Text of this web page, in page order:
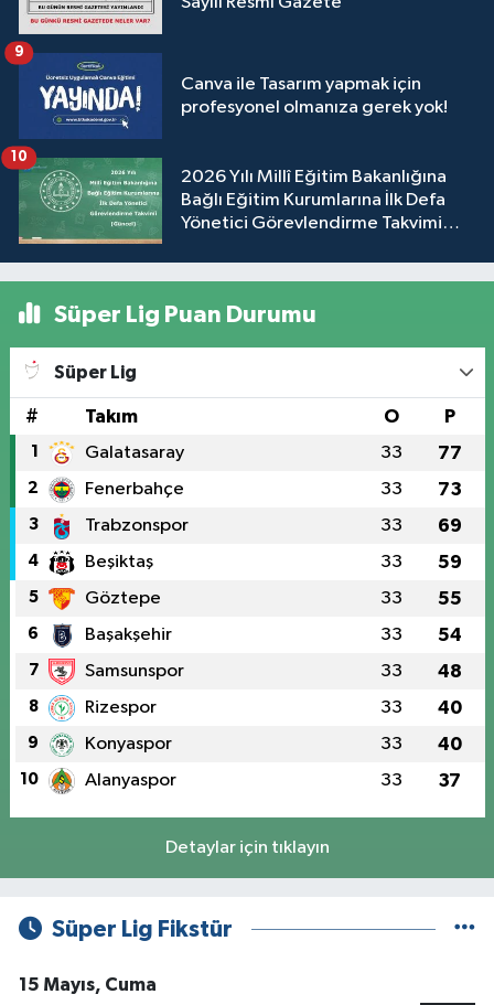
Canva ile Tasarım yapmak için
profesyonel olmanıza gerek yok!
9
2026 Yılı Millî Eğitim Bakanlığına
Bağlı Eğitim Kurumlarına İlk Defa
Yönetici Görevlendirme Takvimi
10
Süper Lig Puan Durumu
Süper Lig
# Takım O P
1 Galatasaray 33 77
2 Fenerbahçe 33 73
3 Trabzonspor 33 69
4 Beşiktaş 33 59
5 Göztepe 33 55
6 Başakşehir 33 54
7 Samsunspor 33 48
8 Rizespor 33 40
9 Konyaspor 33 40
10 Alanyaspor 33 37
Detaylar için tıklayın
Süper Lig Fikstür
15 Mayıs, Cuma